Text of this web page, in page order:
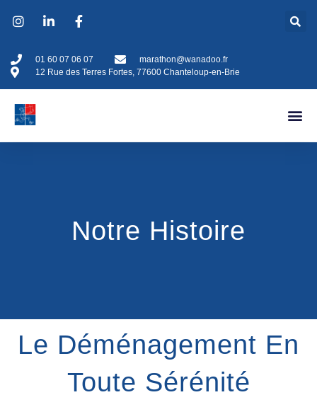
01 60 07 06 07
marathon@wanadoo.fr
12 Rue des Terres Fortes, 77600 Chanteloup-en-Brie
Notre Histoire
Le Déménagement En
Toute Sérénité